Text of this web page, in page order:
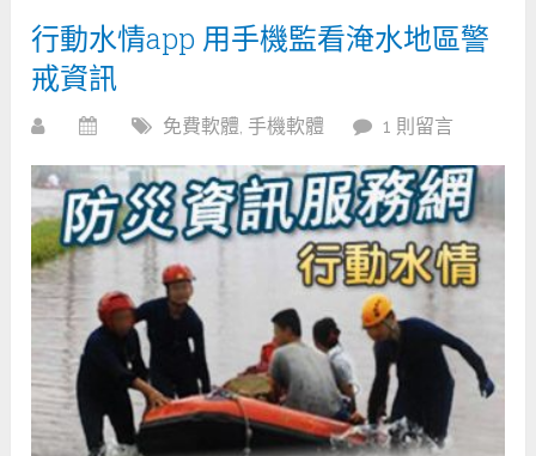
行動水情app 用手機監看淹水地區警
戒資訊
免費軟體 手機軟體 1 則留言